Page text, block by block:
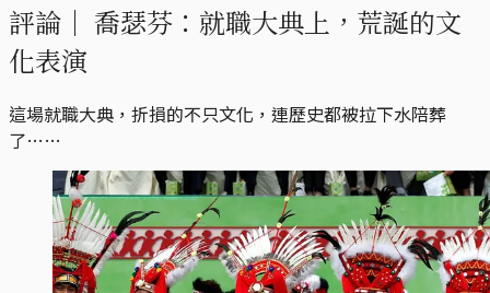
評論｜ 喬瑟芬：就職大典上，荒誕的文
化表演
這場就職大典，折損的不只文化，連歷史都被拉下水陪葬
了……